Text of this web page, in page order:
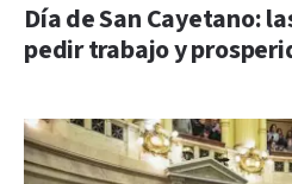
Día de San Cayetano:
pedir trabajo y